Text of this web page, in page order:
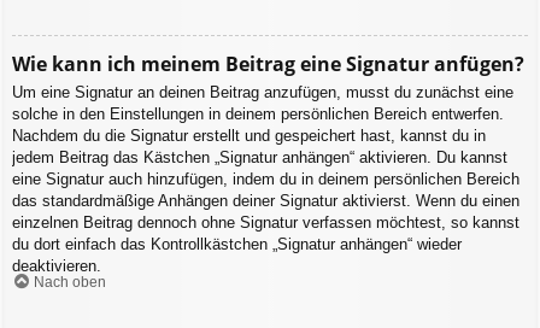
Wie kann ich meinem Beitrag eine Signatur anfügen?
Um eine Signatur an deinen Beitrag anzufügen, musst du zunächst eine
solche in den Einstellungen in deinem persönlichen Bereich entwerfen.
Nachdem du die Signatur erstellt und gespeichert hast, kannst du in
jedem Beitrag das Kästchen „Signatur anhängen“ aktivieren. Du kannst
eine Signatur auch hinzufügen, indem du in deinem persönlichen Bereich
das standardmäßige Anhängen deiner Signatur aktivierst. Wenn du einen
einzelnen Beitrag dennoch ohne Signatur verfassen möchtest, so kannst
du dort einfach das Kontrollkästchen „Signatur anhängen“ wieder
deaktivieren.
Nach oben